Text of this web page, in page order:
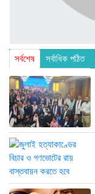
সর্বশেষ সর্বাধিক পঠিত